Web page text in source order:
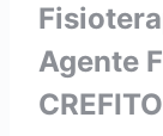
Agente